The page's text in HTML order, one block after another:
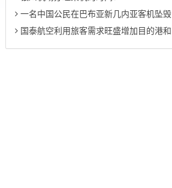
一名中国公民在巴布亚新几内亚客机坠毁中幸存
国泰航空利用旅客需求旺盛增加目的港和航班频次巩固北美市场上的复苏态势